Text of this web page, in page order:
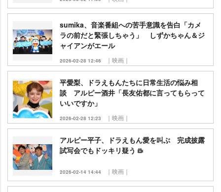
sumika、音楽番組への苦手意識を告白「カメ
ラの前だと緊張しちゃう」 しずかちゃん＆ジ
ャイアンがエール
2026-02-28 12:46 ｜映画｜
平愛梨、ドラえもんたちに日常生活の悩み相
談 アルピー酒井「長友佑都に言ってもらって
いいですか」
2026-02-28 12:23 ｜映画｜
アルピー平子、ドラえもん愛を叫ぶ 完成披露
試写会でもドッキリ疑う
2026-02-14 14:44 ｜映画｜